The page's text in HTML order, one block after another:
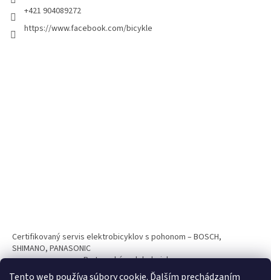
Tento web používa súbory cookie. Ďalším prechádzaním
+421 904089272
https://www.facebook.com/bicykle
Certifikovaný servis elektrobicyklov s pohonom – BOSCH,
SHIMANO, PANASONIC
Partnerský web hokejshop.eu